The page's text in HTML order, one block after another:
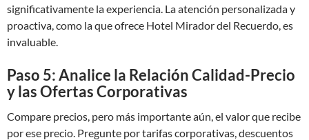
significativamente la experiencia. La atención personalizada y
proactiva, como la que ofrece Hotel Mirador del Recuerdo, es
invaluable.
Paso 5: Analice la Relación Calidad-Precio
y las Ofertas Corporativas
Compare precios, pero más importante aún, el valor que recibe
por ese precio. Pregunte por tarifas corporativas, descuentos